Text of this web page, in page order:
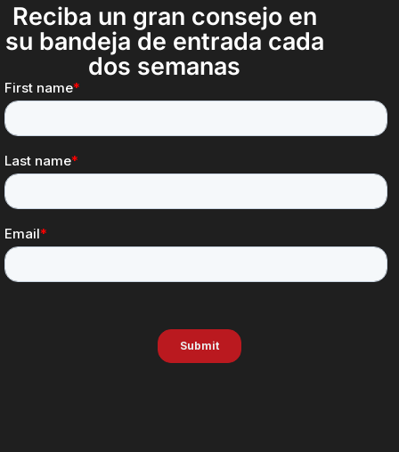
Reciba un gran consejo en
su bandeja de entrada cada
dos semanas